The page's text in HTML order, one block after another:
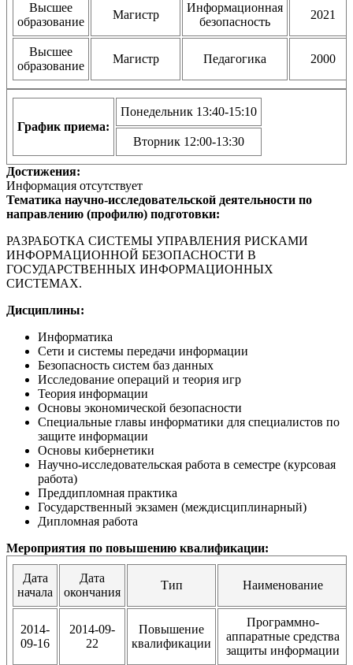
Высшее
образование
Магистр
Информационная
безопасность
2021
Высшее
образование
Магистр Педагогика 2000
График приема:
Понедельник 13:40-15:10
Вторник 12:00-13:30
Достижения:
Информация отсутствует
Тематика научно-исследовательской деятельности по
направлению (профилю) подготовки:
РАЗРАБОТКА СИСТЕМЫ УПРАВЛЕНИЯ РИСКАМИ
ИНФОРМАЦИОННОЙ БЕЗОПАСНОСТИ В
ГОСУДАРСТВЕННЫХ ИНФОРМАЦИОННЫХ
СИСТЕМАХ.
Дисциплины:
Информатика
Сети и системы передачи информации
Безопасность систем баз данных
Исследование операций и теория игр
Теория информации
Основы экономической безопасности
Специальные главы информатики для специалистов по
защите информации
Основы кибернетики
Научно-исследовательская работа в семестре (курсовая
работа)
Преддипломная практика
Государственный экзамен (междисциплинарный)
Дипломная работа
Мероприятия по повышению квалификации:
Дата
начала
Дата
окончания
Тип Наименование
2014-
09-16
2014-09-
22
Повышение
квалификации
Программно-
аппаратные средства
защиты информации